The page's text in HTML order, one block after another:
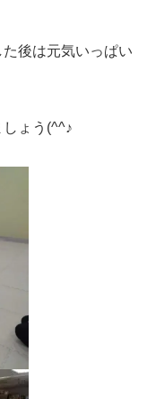
後は元気いっぱい
ょう(^^♪